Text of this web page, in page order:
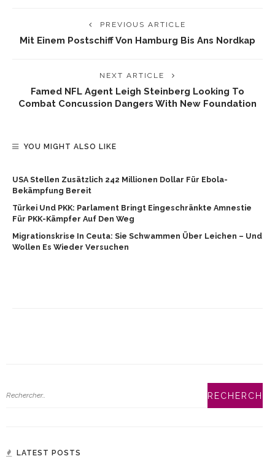
PREVIOUS ARTICLE
Mit Einem Postschiff Von Hamburg Bis Ans Nordkap
NEXT ARTICLE
Famed NFL Agent Leigh Steinberg Looking To
Combat Concussion Dangers With New Foundation
YOU MIGHT ALSO LIKE
USA Stellen Zusätzlich 242 Millionen Dollar Für Ebola-
Bekämpfung Bereit
Türkei Und PKK: Parlament Bringt Eingeschränkte Amnestie
Für PKK-Kämpfer Auf Den Weg
Migrationskrise In Ceuta: Sie Schwammen Über Leichen – Und
Wollen Es Wieder Versuchen
LATEST POSTS